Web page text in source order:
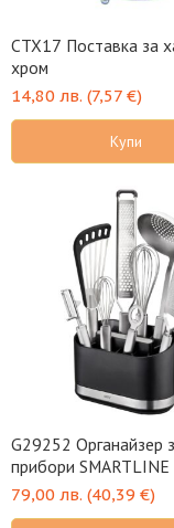
CTX17 Поставка за
хром
14,80 лв. (7,57 €)
Купи
G29252 Органайзер
прибори SMARTLINE
79,00 лв. (40,39 €)